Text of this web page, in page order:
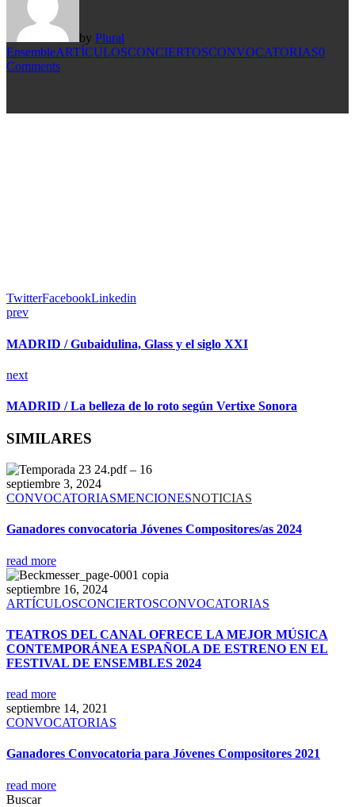
by Plural
EnsembleARTÍCULOSCONCIERTOSCONVOCATORIAS0
Comments
TwitterFacebookLinkedin
prev
MADRID / Gubaidulina, Glass y el siglo XXI
next
MADRID / La belleza de lo roto según Vertixe Sonora
SIMILARES
septiembre 3, 2024
CONVOCATORIASMENCIONESNOTICIAS
Ganadores convocatoria Jóvenes Compositores/as 2024
read more
septiembre 16, 2024
ARTÍCULOSCONCIERTOSCONVOCATORIAS
TEATROS DEL CANAL OFRECE LA MEJOR MÚSICA
CONTEMPORÁNEA ESPAÑOLA DE ESTRENO EN EL
FESTIVAL DE ENSEMBLES 2024
read more
septiembre 14, 2021
CONVOCATORIAS
Ganadores Convocatoria para Jóvenes Compositores 2021
read more
Buscar